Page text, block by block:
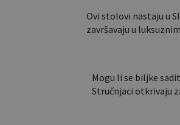
Ovi stolovi nastaju u
završavaju u
Mogu li se biljke
Stručnjaci otkrivaju